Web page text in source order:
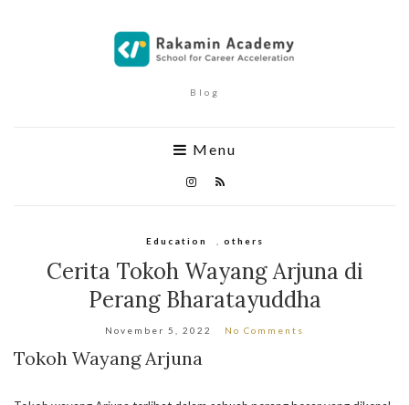
Blog
Menu
Education others
Cerita Tokoh Wayang Arjuna di
Perang Bharatayuddha
November 5, 2022 No Comments
Tokoh Wayang Arjuna